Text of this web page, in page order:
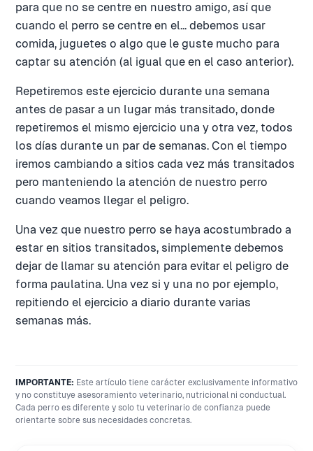
para que no se centre en nuestro amigo, así que
cuando el perro se centre en el... debemos usar
comida, juguetes o algo que le guste mucho para
captar su atención (al igual que en el caso anterior).
Repetiremos este ejercicio durante una semana
antes de pasar a un lugar más transitado, donde
repetiremos el mismo ejercicio una y otra vez, todos
los días durante un par de semanas. Con el tiempo
iremos cambiando a sitios cada vez más transitados
pero manteniendo la atención de nuestro perro
cuando veamos llegar el peligro.
Una vez que nuestro perro se haya acostumbrado a
estar en sitios transitados, simplemente debemos
dejar de llamar su atención para evitar el peligro de
forma paulatina. Una vez si y una no por ejemplo,
repitiendo el ejercicio a diario durante varias
semanas más.
IMPORTANTE: Este artículo tiene carácter exclusivamente informativo
y no constituye asesoramiento veterinario, nutricional ni conductual.
Cada perro es diferente y solo tu veterinario de confianza puede
orientarte sobre sus necesidades concretas.